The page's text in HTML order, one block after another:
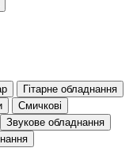
Гітарне обладнання
Смичкові
Звукове обладнання